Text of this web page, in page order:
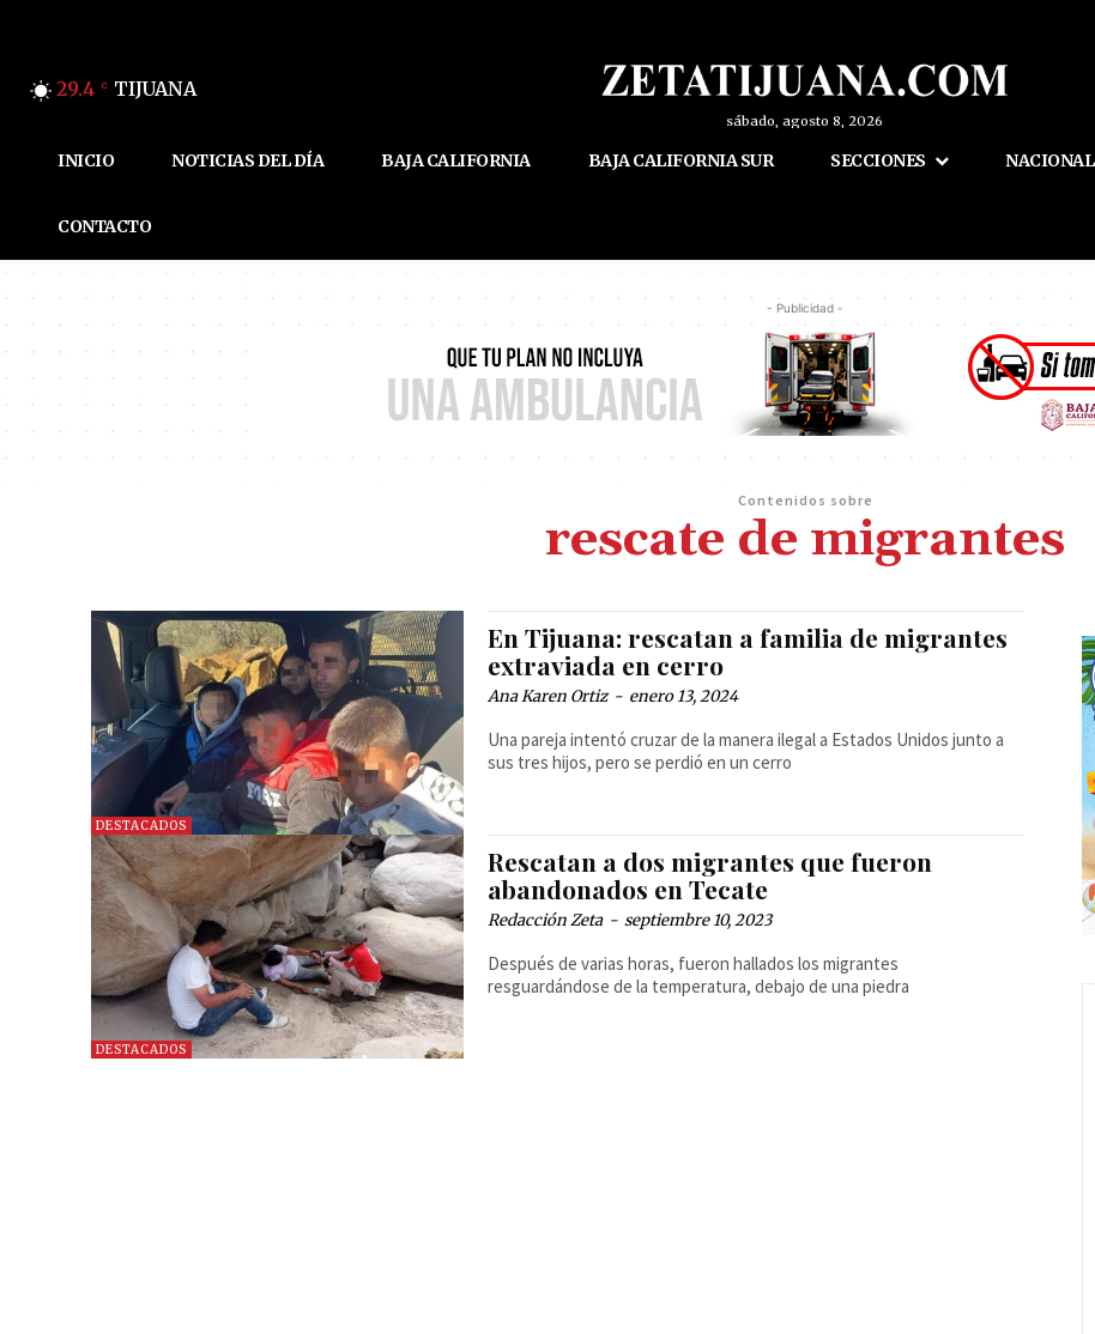
29.4 C TIJUANA
sábado, agosto 8, 2026
INICIO NOTICIAS DEL DÍA BAJA CALIFORNIA BAJA CALIFORNIA SUR SECCIONES NACIONAL
CONTACTO
- Publicidad -
Contenidos sobre
rescate de migrantes
DESTACADOS
En Tijuana: rescatan a familia de migrantes
extraviada en cerro
Ana Karen Ortiz - enero 13, 2024
Una pareja intentó cruzar de la manera ilegal a Estados Unidos junto a
sus tres hijos, pero se perdió en un cerro
DESTACADOS
Rescatan a dos migrantes que fueron
abandonados en Tecate
Redacción Zeta - septiembre 10, 2023
Después de varias horas, fueron hallados los migrantes
resguardándose de la temperatura, debajo de una piedra